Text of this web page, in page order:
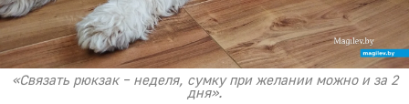
«Связать рюкзак – неделя, сумку при желании можно и за 2
дня».